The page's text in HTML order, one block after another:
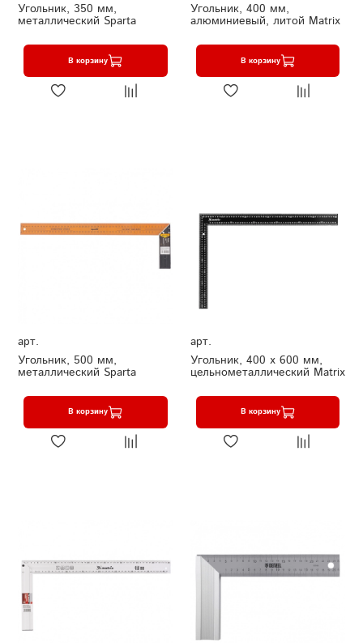
Угольник, 350 мм,
металлический Sparta
В корзину
Угольник, 400 мм,
алюминиевый, литой Matrix
В корзину
арт.
Угольник, 500 мм,
металлический Sparta
В корзину
арт.
Угольник, 400 х 600 мм,
цельнометаллический Matrix
В корзину